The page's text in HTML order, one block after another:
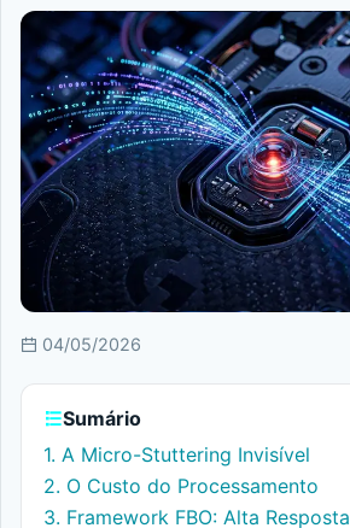
04/05/2026
Sumário
1. A Micro-Stuttering Invisível
2. O Custo do Processamento
3. Framework FBO: Alta Resposta